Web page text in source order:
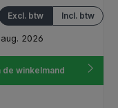
Incl. btw
Excl. btw
2026
de winkelmand